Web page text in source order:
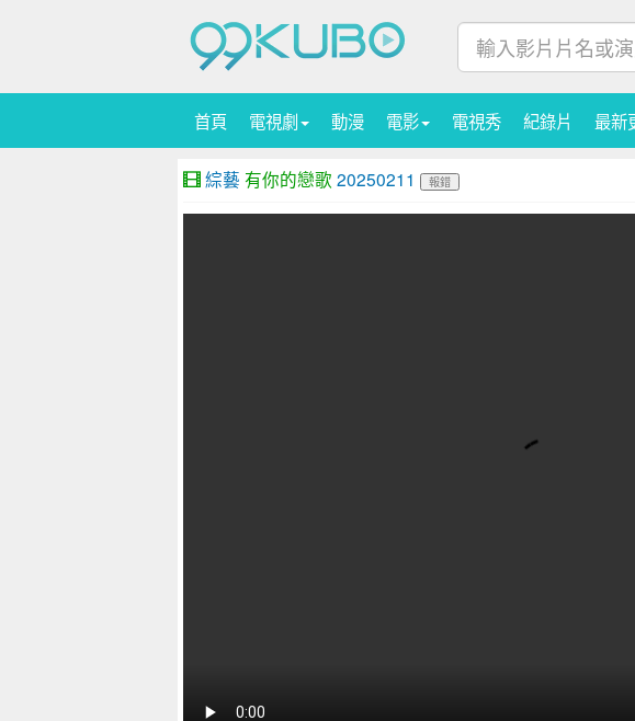
首頁 電視劇 動漫 電影 電視秀 紀錄片 最新
綜藝 有你的戀歌 20250211 報錯